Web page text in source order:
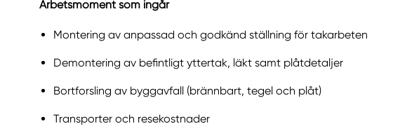
Arbetsmoment som ingår
Montering av anpassad och godkänd ställning för takarbeten
Demontering av befintligt yttertak, läkt samt plåtdetaljer
Bortforsling av byggavfall (brännbart, tegel och plåt)
Transporter och resekostnader